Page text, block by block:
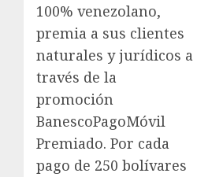
100% venezolano,
premia a sus clientes
naturales y jurídicos a
través de la
promoción
BanescoPagoMóvil
Premiado. Por cada
pago de 250 bolívares